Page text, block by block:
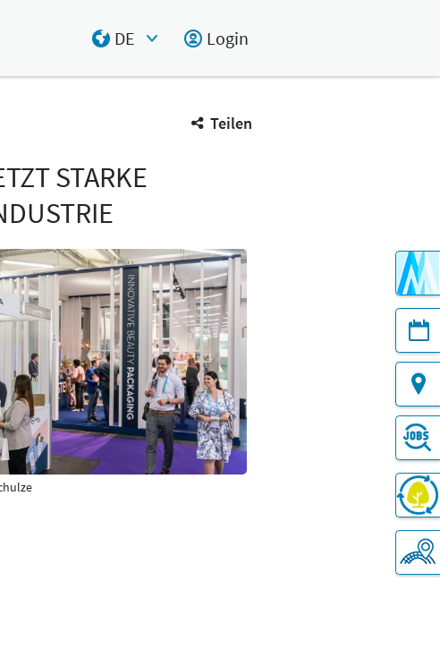
DE
Login
Teilen
STARKE